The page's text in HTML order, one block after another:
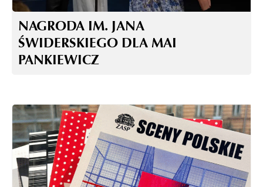
NAGRODA IM. JANA
ŚWIDERSKIEGO DLA MAI
PANKIEWICZ